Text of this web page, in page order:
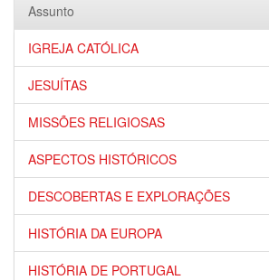
Assunto
IGREJA CATÓLICA
JESUÍTAS
MISSÕES RELIGIOSAS
ASPECTOS HISTÓRICOS
DESCOBERTAS E EXPLORAÇÕES
HISTÓRIA DA EUROPA
HISTÓRIA DE PORTUGAL